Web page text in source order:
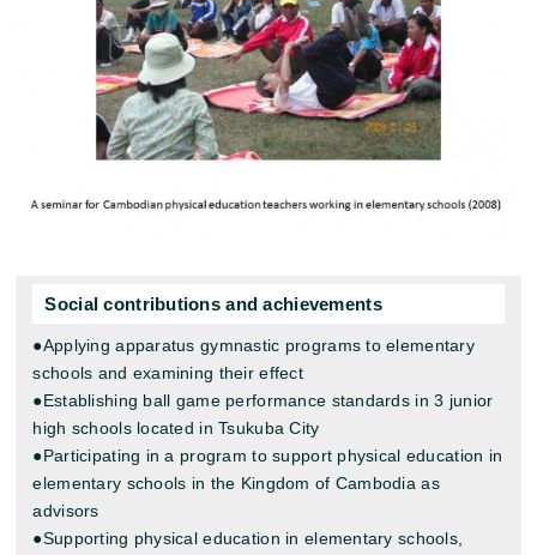
Social contributions and achievements
●Applying apparatus gymnastic programs to elementary
schools and examining their effect
●Establishing ball game performance standards in 3 junior
high schools located in Tsukuba City
●Participating in a program to support physical education in
elementary schools in the Kingdom of Cambodia as
advisors
●Supporting physical education in elementary schools,